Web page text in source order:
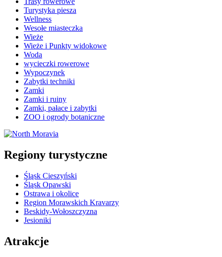
Turystyka piesza
Wellness
Wesołe miasteczka
Wieże
Wieże i Punkty widokowe
Woda
wycieczki rowerowe
Wypoczynek
Zabytki techniki
Zamki
Zamki i ruiny
Zamki, pałace i zabytki
ZOO i ogrody botaniczne
Regiony turystyczne
Śląsk Cieszyński
Śląsk Opawski
Ostrawa i okolice
Region Morawskich Kravarzy
Beskidy-Wołoszczyzna
Jesioniki
Atrakcje